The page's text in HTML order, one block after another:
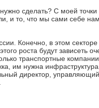
сделать? С моей точки
и то, что мы сами себе
Конечно, в этом секторе
роста будут зависеть
транспортные
им нужна
директор, управляющий